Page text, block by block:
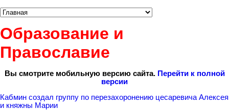
Образование и
Православие
Вы смотрите мобильную версию сайта. Перейти к полной
версии
Кабмин создал группу по перезахоронению цесаревича Алексея
и княжны Марии